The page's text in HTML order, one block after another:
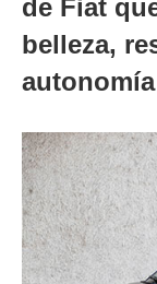
de Fiat
belleza,
autonomía